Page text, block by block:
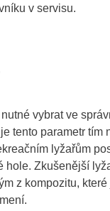
v servisu.
vybrat ve
tento parametr tím
lyžařům
hole. Zkušenější
z kompozitu,